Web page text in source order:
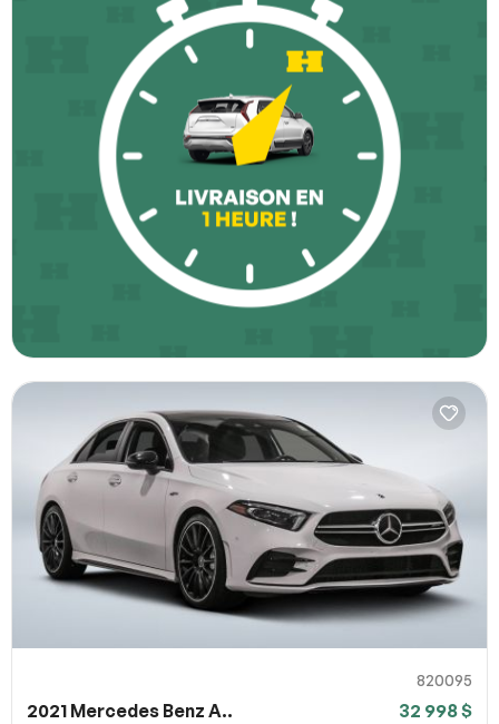
820095
2021 Mercedes Benz A.. 32 998 $